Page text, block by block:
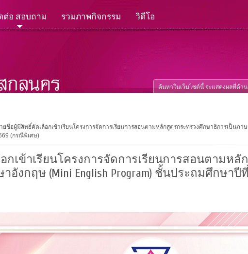
ต่อ สอบถาม รวมภาพกิจกรรม วิดีโอ
ยชื่อผู้มีสิทธิ์คัดเลือกเข้าเรียนโครงการจัดการเรียนการสอนตามหลักสูตรกระทรวงศึกษาธิการเป็นภา
(กรณีพิเศษ)
เข้าเรียนโครงการจัดการเรียนการสอนตามหลั
งกฤษ (Mini English Program) ชั้นประถมศึกษาปีที่